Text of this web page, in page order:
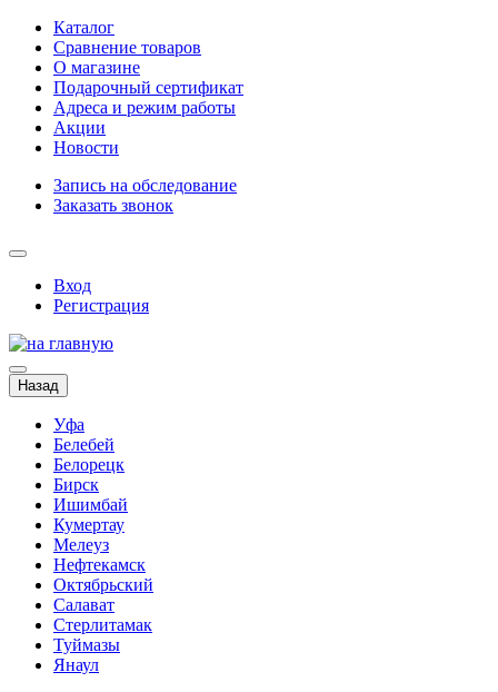
Каталог
Сравнение товаров
О магазине
Подарочный сертификат
Адреса и режим работы
Акции
Новости
Запись на обследование
Заказать звонок
Вход
Регистрация
Назад
Уфа
Белебей
Белорецк
Бирск
Ишимбай
Кумертау
Мелеуз
Нефтекамск
Октябрьский
Салават
Стерлитамак
Туймазы
Янаул